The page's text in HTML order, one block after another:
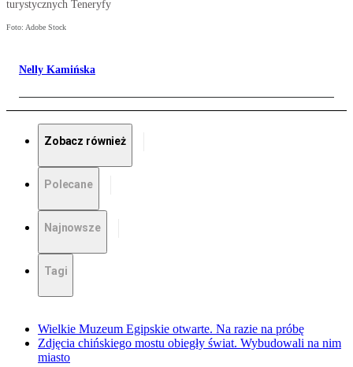
turystycznych Teneryfy
Foto: Adobe Stock
Nelly Kamińska
Zobacz również
Polecane
Najnowsze
Tagi
Wielkie Muzeum Egipskie otwarte. Na razie na próbę
Zdjęcia chińskiego mostu obiegły świat. Wybudowali na nim
miasto